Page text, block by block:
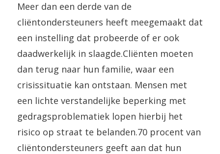
Meer dan een derde van de
cliëntondersteuners heeft meegemaakt dat
een instelling dat probeerde of er ook
daadwerkelijk in slaagde.Cliënten moeten
dan terug naar hun familie, waar een
crisissituatie kan ontstaan. Mensen met
een lichte verstandelijke beperking met
gedragsproblematiek lopen hierbij het
risico op straat te belanden.70 procent van
cliëntondersteuners geeft aan dat hun